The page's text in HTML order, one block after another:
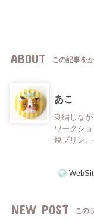
ABOUT この記事を
あこ
刺繍しな
ワークシ
焼プリン、
NEW POST この